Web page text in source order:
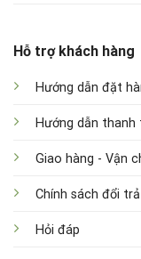
Hỗ trợ khách hàng
Hướng dẫn đặt
Hướng dẫn thanh
Giao hàng - Vận
Chính sách đổi
Hỏi đáp